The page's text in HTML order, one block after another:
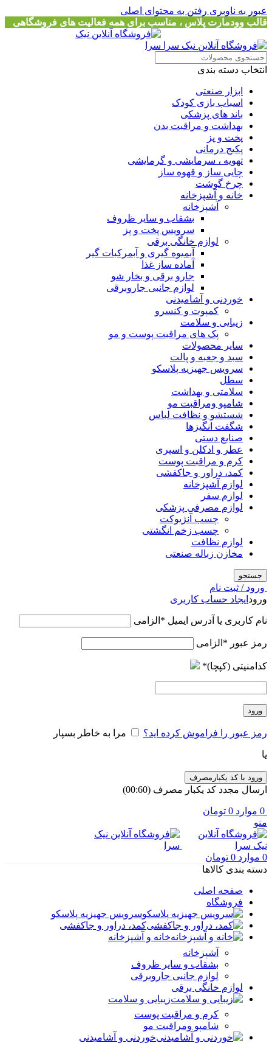
عبور به ناوبری رفتن به محتوای اصلی
قالب وودمارت پلاس ، مناسب برای همه فعالیت های فروشگاهی
انتخاب دسته بندی
ابزار صنعتی
اسباب بازی کودک
باند های پزشکی
بهداشت و مراقبت بدن
پخت و پز
پکیج درمانی
تهویه ، سرمایشی و گرمایشی
چایی ساز و قهوه ساز
چرخ گوشت
خانه و آشپزخانه
آشپزخانه
بشقاب و سایر ظروف
سرویس پخت و پز
لوازم خانگی برقی
آبمیوه گیری و آبمرکبات گیر
آماده ساز غذا
جارو برقی و بخار شو
لوازم جانبی جاروبرقی
خوردنی و آشامیدنی
کمپوت و کنسرو
زیبایی و سلامت
پک های مراقبت پوست و مو
سایر محصولات
سبد و جعبه و پالت
سرویس جهیزیه پلاسکو
سطل
سلامتی و بهداشت
شامپو ومراقبت مو
شستشو و نظافت لباس
شگفت انگیزها
صنایع دستی
عطر و ادکلن و اسپری
کرم و مراقبت پوست
کمد، دراور و جاکفشی
لوازم آشپزخانه
لوازم سفر
لوازم مصرفی پزشکی
چسب آنژیوکت
چسب زخم انگشتی
لوازم نظافت
مخازن زباله صنعتی
جستجو
ورود / ثبت نام
ورود ایجاد حساب کاربری
نام کاربری یا آدرس ایمیل * الزامی
رمز عبور * الزامی
کدامنیتی (کپچا)*
ورود
رمز عبور را فراموش کرده اید؟ مرا به خاطر بسپار
یا
ورود با کد یکبارمصرف
ارسال مجدد کد یکبار مصرف (00:
60
)
0 موارد 0 تومان
منو
0 موارد 0 تومان
دسته بندی کالاها
صفحه اصلی
فروشگاه
سرویس جهیزیه پلاسکو
کمد، دراور و جاکفشی
خانه و آشپزخانه
آشپزخانه
بشقاب و سایر ظروف
لوازم جانبی جاروبرقی
لوازم خانگی برقی
زیبایی و سلامت
کرم و مراقبت پوست
شامپو ومراقبت مو
خوردنی و آشامیدنی